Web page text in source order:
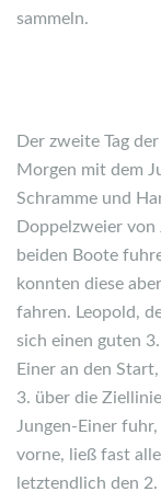
sammeln.
Der zweite Tag
Morgen mit dem
Schramme und
Doppelzweier
beiden Boote
konnten diese
fahren. Leopold,
sich einen guten
Einer an den
3. über die
Jungen-Einer
vorne, ließ fast
letztendlich den